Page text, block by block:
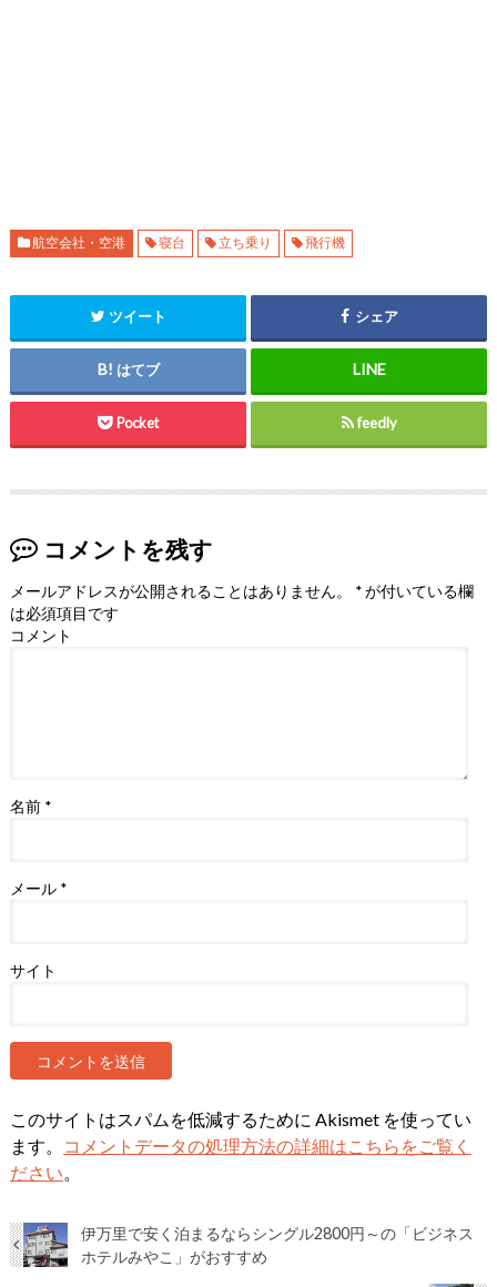
航空会社・空港 寝台 立ち乗り 飛行機
ツイート シェア
はてブ
Pocket feedly
コメントを残す
メールアドレスが公開されることはありません。 *が付いている欄
は必須項目です
コメント
名前 *
メール *
サイト
このサイトはスパムを低減するために Akismet を使ってい
ます。
コメントデータの処理方法の詳細はこちらをご覧く
ださい。
伊万里で安く泊まるならシングル2800円～の「ビジネス
ホテルみやこ」がおすすめ